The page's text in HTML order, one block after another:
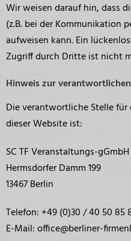
Wir weisen darauf hin, dass
(z.B. bei der Kommunikation
aufweisen kann. Ein
Zugriff durch Dritte ist nicht
Hinweis zur
Die verantwortliche Stelle
dieser Website ist:
SC TF Veranstaltungs-gGmbH
Hermsdorfer Damm 199
13467 Berlin
Telefon: +49 (0)30 / 40 50 85
E-Mail: office@berliner-